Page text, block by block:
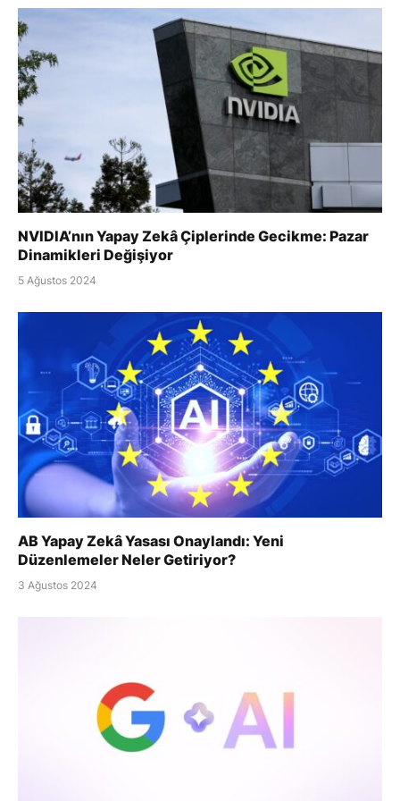
NVIDIA’nın Yapay Zekâ Çiplerinde Gecikme: Pazar
Dinamikleri Değişiyor
5 Ağustos 2024
AB Yapay Zekâ Yasası Onaylandı: Yeni
Düzenlemeler Neler Getiriyor?
3 Ağustos 2024